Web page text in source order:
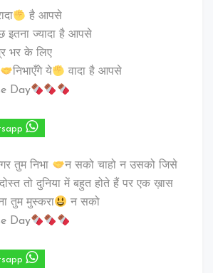
है आपसे
इतना ज्यादा है आपसे
भर के लिए
निभाएँगे ये
वादा है आपसे
Day
तुम निभा
न सको चाहो न उसको जिसे
दोस्त तो दुनिया में बहुत होते हैं पर एक ख़ास
तुम मुस्करा
न सको
Day